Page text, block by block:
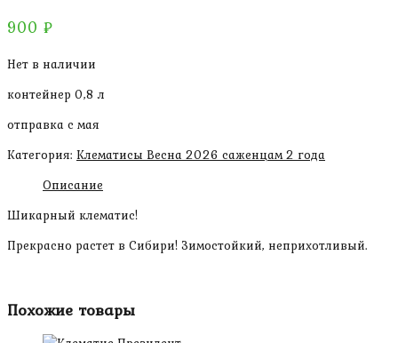
900 ₽
Нет в наличии
контейнер 0,8 л
отправка с мая
Категория: Клематисы Весна 2026 саженцам 2 года
Описание
Шикарный клематис!
Прекрасно растет в Сибири! Зимостойкий, неприхотливый.
Похожие товары